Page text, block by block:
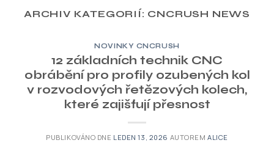
ARCHIV KATEGORIÍ: CNCRUSH NEWS
NOVINKY CNCRUSH
12 základních technik CNC
obrábění pro profily ozubených kol
v rozvodových řetězových kolech,
které zajišťují přesnost
PUBLIKOVÁNO DNE LEDEN 13, 2026 AUTOREMALICE